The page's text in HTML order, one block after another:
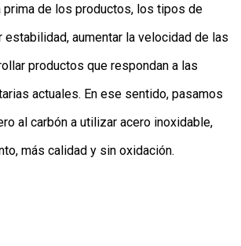
prima de los productos, los tipos de
estabilidad, aumentar la velocidad de las
productos que respondan a las
actuales. En ese sentido, pasamos
al carbón a utilizar acero inoxidable,
más calidad y sin oxidación.